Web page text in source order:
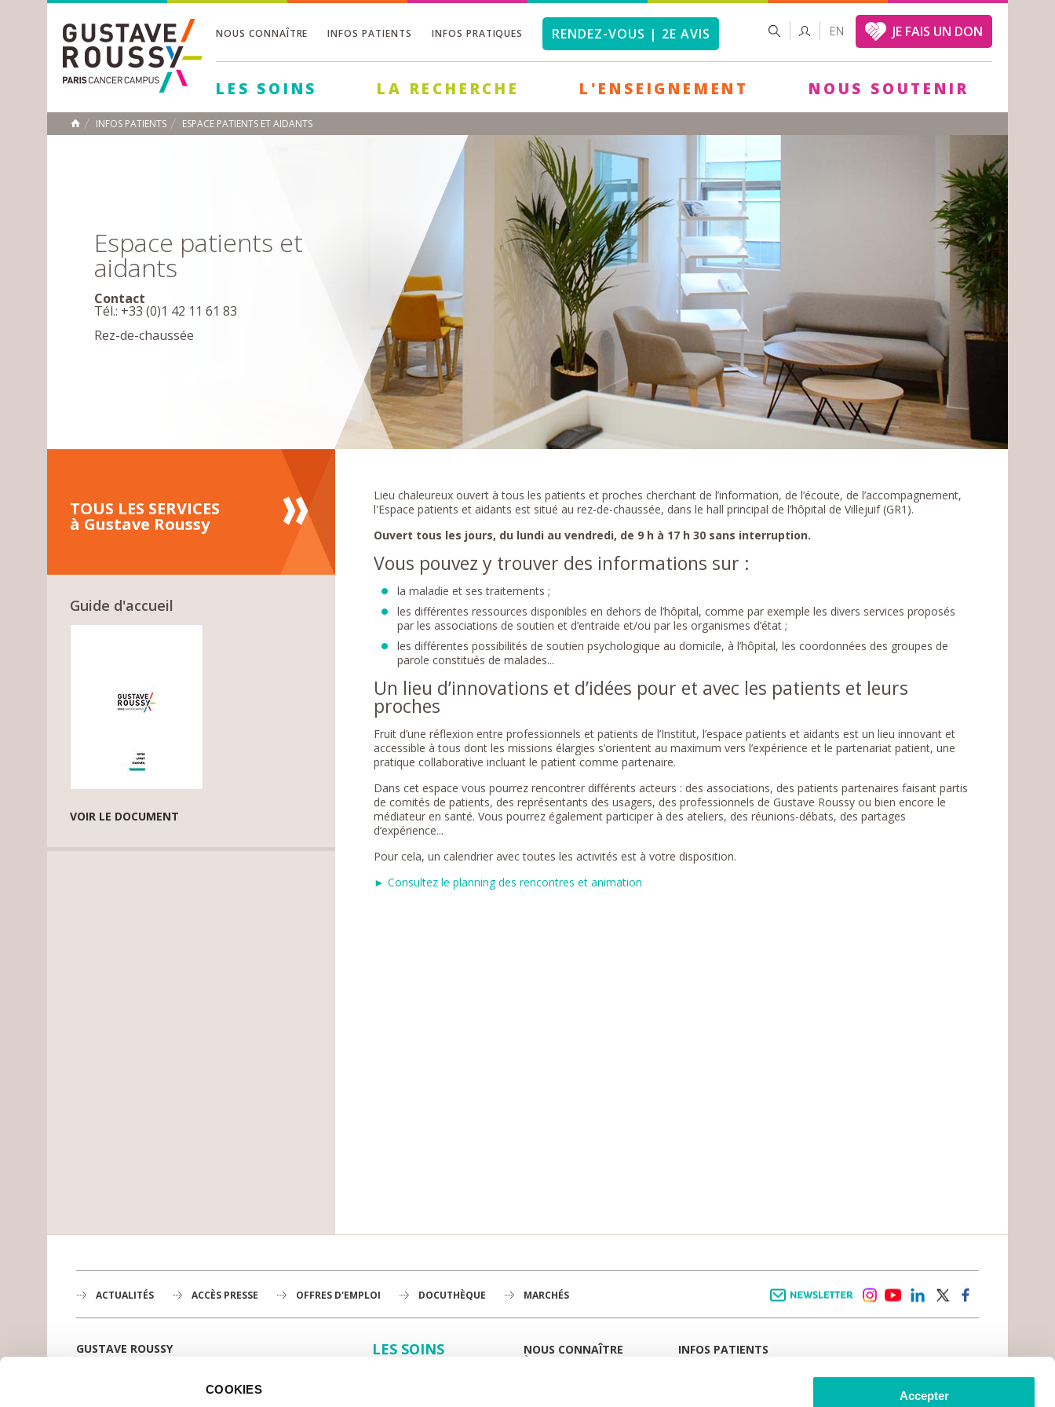
COOKIES Accepter
NOUS CONNAÎTRE INFOS PATIENTS INFOS PRATIQUES RENDEZ-VOUS | 2E AVIS FORMULAIRE
DE
RECHERCHER EN JE FAIS UN DON
LES SOINS LA RECHERCHE L'ENSEIGNEMENT NOUS SOUTENIR
ACCUEIL
INFOS PATIENTS ESPACE PATIENTS ET AIDANTS
Espace patients et
aidants
Contact
Tél.: +33 (0)1 42 11 61 83
Rez-de-chaussée
TOUS LES SERVICES
à Gustave Roussy
Guide d'accueil
VOIR LE DOCUMENT
Lieu chaleureux ouvert à tous les patients et proches cherchant de l’information, de l’écoute, de l’accompagnement,
l'Espace patients et aidants est situé au rez-de-chaussée, dans le hall principal de l’hôpital de Villejuif (GR1).
Ouvert tous les jours, du lundi au vendredi, de 9 h à 17 h 30 sans interruption.
Vous pouvez y trouver des informations sur :
la maladie et ses traitements ;
les différentes ressources disponibles en dehors de l’hôpital, comme par exemple les divers services proposés
par les associations de soutien et d’entraide et/ou par les organismes d’état ;
les différentes possibilités de soutien psychologique au domicile, à l’hôpital, les coordonnées des groupes de
parole constitués de malades...
Un lieu d’innovations et d’idées pour et avec les patients et leurs
proches
Fruit d’une réflexion entre professionnels et patients de l’Institut, l’espace patients et aidants est un lieu innovant et
accessible à tous dont les missions élargies s’orientent au maximum vers l’expérience et le partenariat patient, une
pratique collaborative incluant le patient comme partenaire.
Dans cet espace vous pourrez rencontrer différents acteurs : des associations, des patients partenaires faisant partis
de comités de patients, des représentants des usagers, des professionnels de Gustave Roussy ou bien encore le
médiateur en santé. Vous pourrez également participer à des ateliers, des réunions-débats, des partages
d’expérience...
Pour cela, un calendrier avec toutes les activités est à votre disposition.
► Consultez le planning des rencontres et animation
ACTUALITÉS ACCÈS PRESSE OFFRES D'EMPLOI DOCUTHÈQUE MARCHÉS
GUSTAVE ROUSSY
LES SOINS
NOUS CONNAÎTRE
À LA UNE
INFOS PATIENTS